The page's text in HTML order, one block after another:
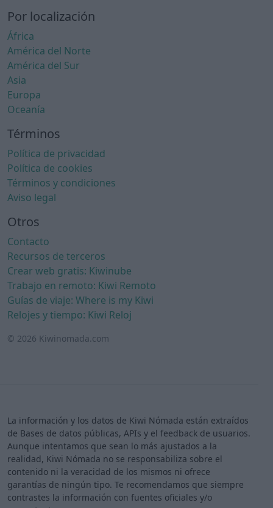
Por localización
África
América del Norte
América del Sur
Asia
Europa
Oceanía
Términos
Política de privacidad
Política de cookies
Términos y condiciones
Aviso legal
Otros
Contacto
Recursos de terceros
Crear web gratis: Kiwinube
Trabajo en remoto: Kiwi Remoto
Guías de viaje: Where is my Kiwi
Relojes y tiempo: Kiwi Reloj
© 2026 Kiwinomada.com
La información y los datos de Kiwi Nómada están extraídos
de Bases de datos públicas, APIs y el feedback de usuarios.
Aunque intentamos que sean lo más ajustados a la
realidad, Kiwi Nómada no se responsabiliza sobre el
contenido ni la veracidad de los mismos ni ofrece
garantías de ningún tipo. Te recomendamos que siempre
contrastes la información con fuentes oficiales y/o